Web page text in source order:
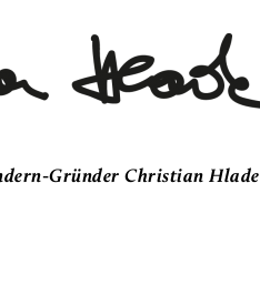
Gründer Christian Hlade